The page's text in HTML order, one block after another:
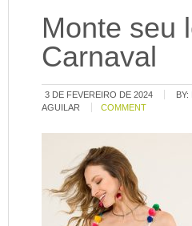
Monte seu
Carnaval
3 DE FEVEREIRO DE 2024 BY:
AGUILAR
COMMENT